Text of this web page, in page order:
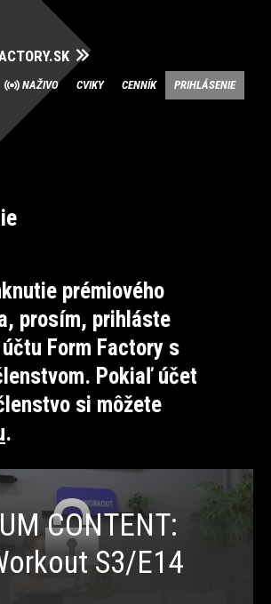
NAŽIVO CVIKY CENNÍK PRIHLÁSENIE
prémiového
prosím, prihláste
Form Factory s
Pokiaľ účet
si môžete
.
CONTENT:
S3/E14